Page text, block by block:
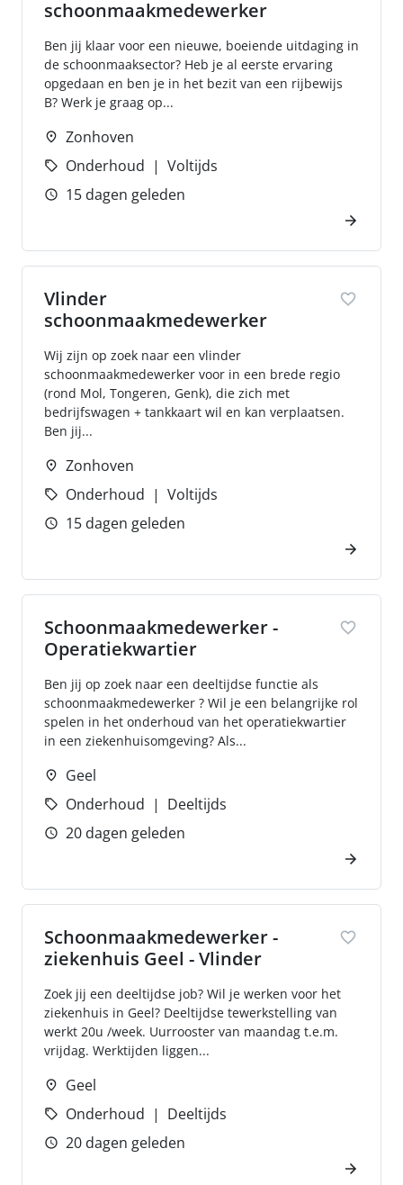
schoonmaakmedewerker
Ben jij klaar voor een nieuwe, boeiende uitdaging in
de schoonmaaksector? Heb je al eerste ervaring
opgedaan en ben je in het bezit van een rijbewijs
B? Werk je graag op...
Zonhoven
Onderhoud
Voltijds
15 dagen geleden
Vlinder
schoonmaakmedewerker
Wij zijn op zoek naar een vlinder
schoonmaakmedewerker voor in een brede regio
(rond Mol, Tongeren, Genk), die zich met
bedrijfswagen + tankkaart wil en kan verplaatsen.
Ben jij...
Zonhoven
Onderhoud
Voltijds
15 dagen geleden
Schoonmaakmedewerker -
Operatiekwartier
Ben jij op zoek naar een deeltijdse functie als
schoonmaakmedewerker ? Wil je een belangrijke rol
spelen in het onderhoud van het operatiekwartier
in een ziekenhuisomgeving? Als...
Geel
Onderhoud
Deeltijds
20 dagen geleden
Schoonmaakmedewerker -
ziekenhuis Geel - Vlinder
Zoek jij een deeltijdse job? Wil je werken voor het
ziekenhuis in Geel? Deeltijdse tewerkstelling van
werkt 20u /week. Uurrooster van maandag t.e.m.
vrijdag. Werktijden liggen...
Geel
Onderhoud
Deeltijds
20 dagen geleden